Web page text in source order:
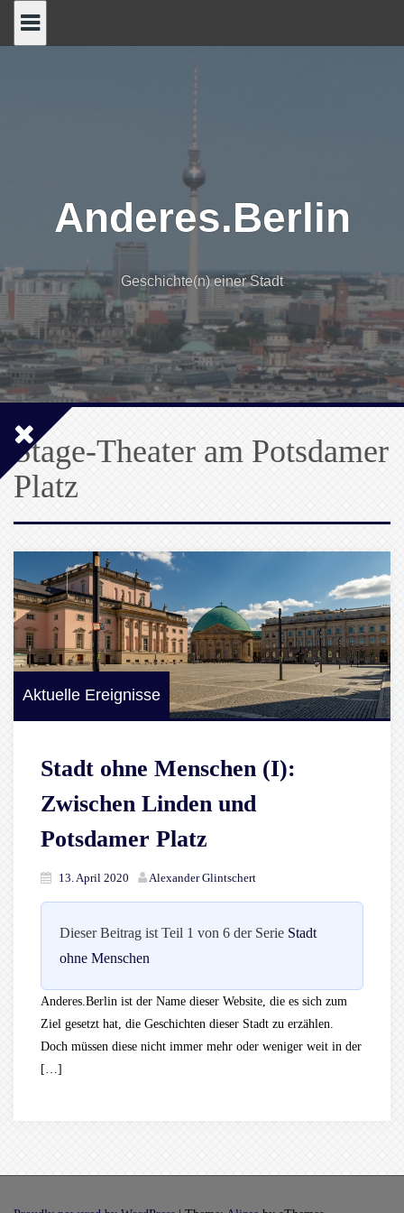
Anderes.Berlin
Geschichte(n) einer Stadt
Stage-Theater am Potsdamer
Platz
Aktuelle Ereignisse
Stadt ohne Menschen (I):
Zwischen Linden und
Potsdamer Platz
13. April 2020 Alexander Glintschert
Dieser Beitrag ist Teil 1 von 6 der Serie Stadt
ohne Menschen
Anderes.Berlin ist der Name dieser Website, die es sich zum
Ziel gesetzt hat, die Geschichten dieser Stadt zu erzählen.
Doch müssen diese nicht immer mehr oder weniger weit in der
[…]